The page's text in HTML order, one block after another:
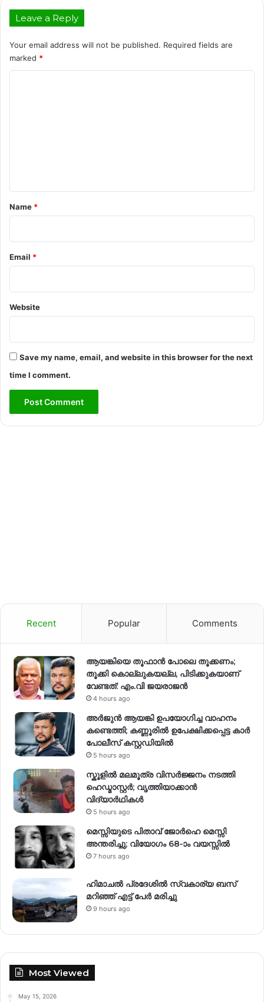
Leave a Reply
Your email address will not be published. Required fields are
marked *
*
Name *
Email *
Website
Save my name, email, and website in this browser for the next
time I comment.
Recent Popular Comments
ആയങ്കിയെ തൂഫാൻ പോലെ തൂക്കണം;
തൂക്കി കൊല്ലുകയല്ല, പിടിക്കുകയാണ്
വേണ്ടത്: എം.വി ജയരാജൻ
4 hours ago
അർജുൻ ആയങ്കി ഉപയോഗിച്ച വാഹനം
കണ്ടെത്തി; കണ്ണൂരിൽ ഉപേക്ഷിക്കപ്പെട്ട കാർ
പോലീസ് കസ്റ്റഡിയിൽ
5 hours ago
സ്കൂളിൽ മലമൂത്ര വിസർജ്ജനം നടത്തി
ഹെഡ്മാസ്റ്റർ; വൃത്തിയാക്കാൻ
വിദ്യാർഥികൾ
5 hours ago
മെസ്സിയുടെ പിതാവ് ജോർഹെ മെസ്സി
അന്തരിച്ചു; വിയോഗം 68-ാം വയസ്സിൽ
7 hours ago
ഹിമാചല്‍ പ്രദേശില്‍ സ്വകാര്യ ബസ്
മറിഞ്ഞ് എട്ട് പേര്‍ മരിച്ചു
9 hours ago
Most Viewed
May 15, 2026